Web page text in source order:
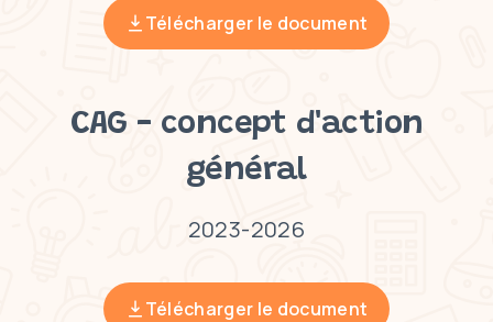
Télécharger le document
CAG - concept d'action
général
2023-2026
Télécharger le document